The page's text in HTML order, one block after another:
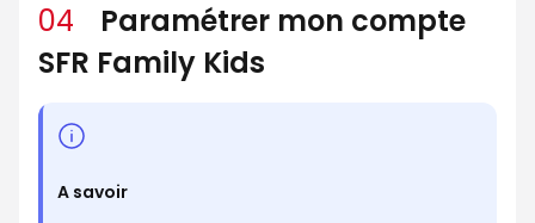
04
Paramétrer mon compte
SFR Family Kids
A savoir